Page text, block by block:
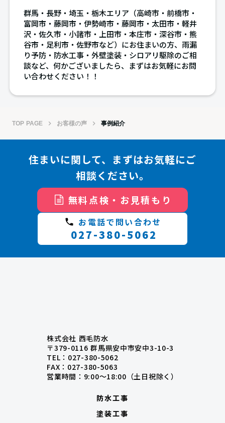
群馬・長野・埼玉・栃木エリア（高崎市・前橋市・
富岡市・藤岡市・伊勢崎市・藤岡市・太田市・軽井
沢・佐久市・小諸市・上田市・本庄市・深谷市・熊
谷市・足利市・佐野市など）にお住まいの方、雨漏
り予防・防水工事・外壁塗装・シロアリ駆除のご相
談など、何かございましたら、まずはお気軽にお問
い合わせください！！
TOP PAGE keyboard_arrow_right お客様の声 keyboard_arrow_right 事例紹介
住まいに関して、まずはお気軽にご
相談ください。
無料点検・お見積もり
phone お電話で問い合わせ
027-380-5062
株式会社 西毛防水
〒379-0116 群馬県安中市安中3-10-3
TEL：027-380-5062
FAX：027-380-5063
営業時間：9:00〜18:00（土日祝除く）
防水工事
塗装工事